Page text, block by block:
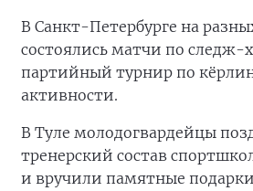
В Санкт-Петербурге на
состоялись матчи по следж-
партийный турнир по
активности.
В Туле молодогвардейцы
тренерский состав
и вручили памятные